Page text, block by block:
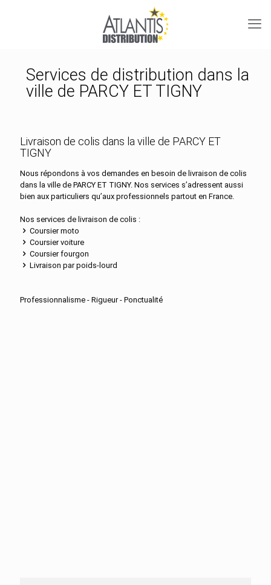
Services de distribution dans la
ville de PARCY ET TIGNY
Livraison de colis dans la ville de PARCY ET
TIGNY
Nous répondons à vos demandes en besoin de livraison de colis
dans la ville de PARCY ET TIGNY. Nos services s’adressent aussi
bien aux particuliers qu’aux professionnels partout en France.
Nos services de livraison de colis :
Coursier moto
Coursier voiture
Coursier fourgon
Livraison par poids-lourd
Professionnalisme - Rigueur - Ponctualité